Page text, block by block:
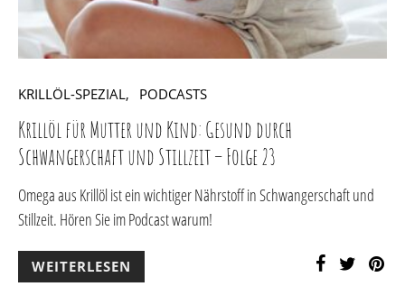
KRILLÖL-SPEZIAL PODCASTS
Krillöl für Mutter und Kind: Gesund durch
Schwangerschaft und Stillzeit – Folge 23
Omega aus Krillöl ist ein wichtiger Nährstoff in Schwangerschaft und
Stillzeit. Hören Sie im Podcast warum!
WEITERLESEN